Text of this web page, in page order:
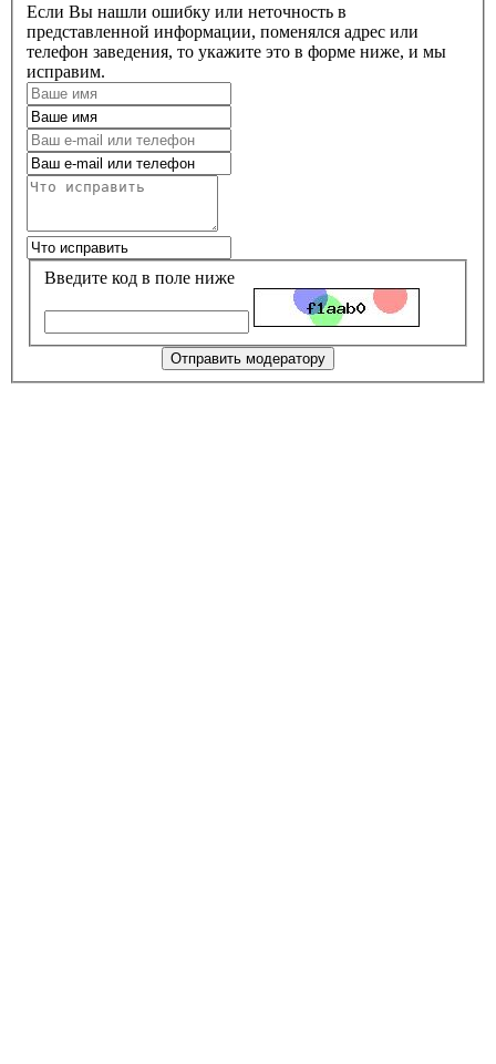
Если Вы нашли ошибку или неточность в
представленной информации, поменялся адрес или
телефон заведения, то укажите это в форме ниже, и мы
исправим.
Введите код в поле ниже
Отправить модератору